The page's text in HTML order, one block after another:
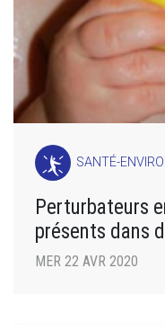
SANTÉ-
Perturbateurs
présents dans
MER 22 AVR 2020